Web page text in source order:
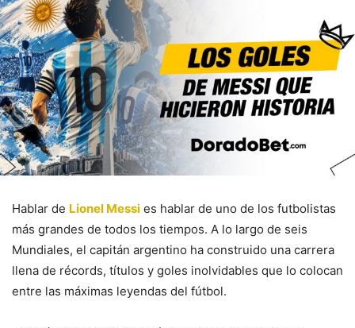
Hablar de Lionel Messi es hablar de uno de los futbolistas
más grandes de todos los tiempos. A lo largo de seis
Mundiales, el capitán argentino ha construido una carrera
llena de récords, títulos y goles inolvidables que lo colocan
entre las máximas leyendas del fútbol.